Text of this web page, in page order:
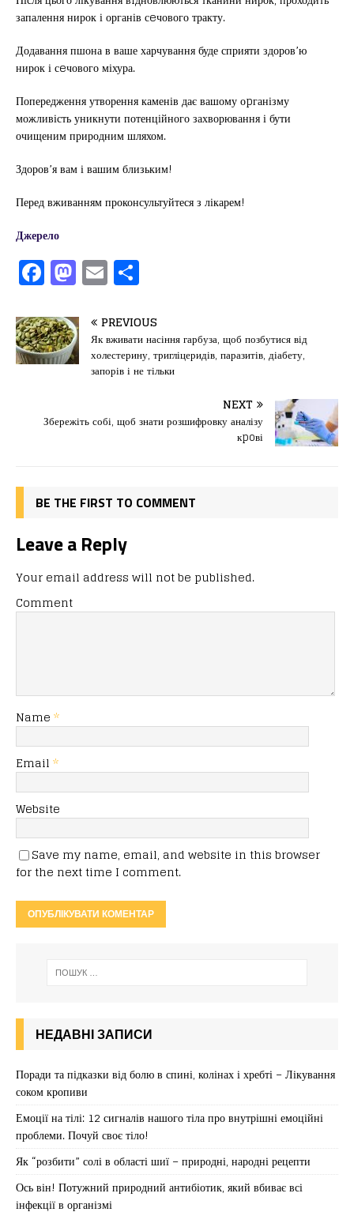
запалення нирок і органів сeчового тракту.
Додавання пшона в ваше харчування буде сприяти здоров’ю
нирок і сeчового міхура.
Попередження утворення каменів дає вашому оpганізму
можливість уникнути потенційного захворювання і бути
очищеним природним шляхом.
Здоров’я вам і вашим близьким!
Перед вживанням проконсультуйтеся з лікарем!
Джерело
F
a
c
e
b
o
M
a
st
o
d
n
E
m
ai
l
іл
и
т
я
PREVIOUS
Як вживати насіння гарбуза, щоб позбутися від
холестерину, тригліцеридів, паразитів, діабету,
запорів і не тільки
NEXT
Збережіть собі, щоб знати розшифровку аналізу
кpoві
BE THE FIRST TO COMMENT
Leave a Reply
Your email address will not be published.
Comment
Name *
Email *
Website
Save my name, email, and website in this browser
for the next time I comment.
НЕДАВНІ ЗАПИСИ
Поради та підказки від болю в спині, колінах і хребті – Лікування
соком кропиви
Емоції на тілі: 12 сигналів нашого тіла про внутрішні емоційні
проблеми. Почуй своє тіло!
Як “розбити” солі в області шиї – природні, народні рецепти
Ось він! Потужний природний антибіотик, який вбиває всі
інфекції в організмі